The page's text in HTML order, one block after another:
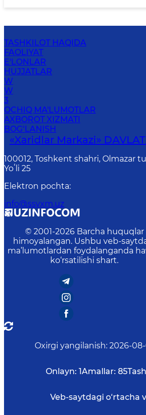
TASHKILOT HAQIDA
FAOLIYAT
E'LONLAR
HUJJATLAR
W
W
3
OCHIQ MA'LUMOTLAR
AXBOROT XIZMATI
BOG‘LANISH
«Xaridlar Markazi»
100012, Toshkent shahri, Olmazar
Yoʻli 25
Elektron pochta:
info@ssvxm.uz
© 2001-2026 Barcha huquqlar
himoyalangan. Ushbu veb-
ma’lumotlardan foydalanganda
ko‘rsatilishi shart.
Oxirgi yangilanish: 2026-
Onlayn: 1Amallar: 85
Veb-saytdagi o‘rtacha